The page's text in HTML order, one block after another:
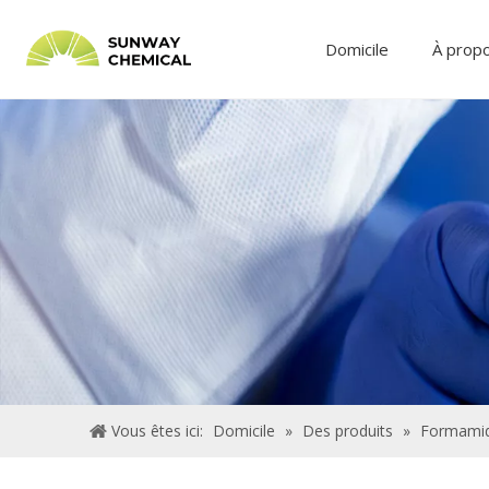
Domicile À
Vous êtes ici: Domicile » Des produits »